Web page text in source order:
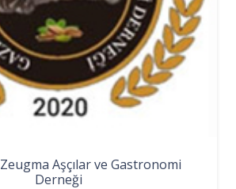
Aşçılar ve Gastronomi
Derneği